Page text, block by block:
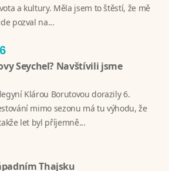
a kultury. Měla jsem to štěstí, že mě
pozval na...
Seychel? Navštívili jsme
Klárou Borutovou dorazily 6.
mimo sezonu má tu výhodu, že
let byl příjemně...
Thajsku